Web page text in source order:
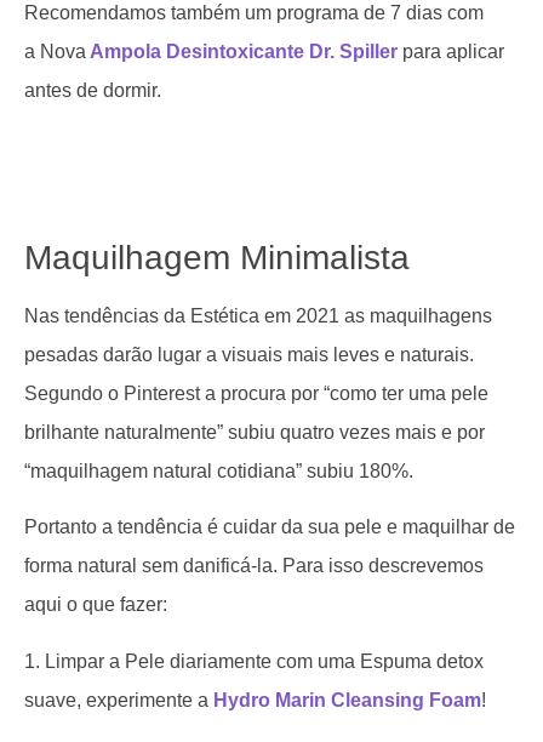
Recomendamos também um programa de 7 dias com
a Nova Ampola Desintoxicante Dr. Spiller para aplicar
antes de dormir.
Maquilhagem Minimalista
Nas tendências da Estética em 2021 as maquilhagens
pesadas darão lugar a visuais mais leves e naturais.
Segundo o Pinterest a procura por “como ter uma pele
brilhante naturalmente” subiu quatro vezes mais e por
“maquilhagem natural cotidiana” subiu 180%.
Portanto a tendência é cuidar da sua pele e maquilhar de
forma natural sem danificá-la. Para isso descrevemos
aqui o que fazer:
1. Limpar a Pele diariamente com uma Espuma detox
suave, experimente a Hydro Marin Cleansing Foam!